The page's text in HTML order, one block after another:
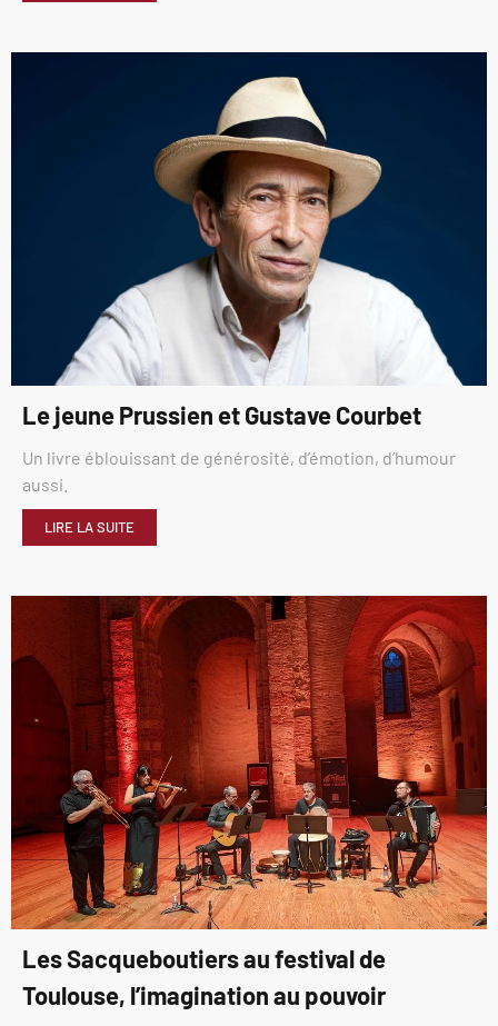
Le jeune Prussien et Gustave Courbet
Un livre éblouissant de générosité, d’émotion, d’humour
aussi.
LIRE LA SUITE
Les Sacqueboutiers au festival de
Toulouse, l’imagination au pouvoir